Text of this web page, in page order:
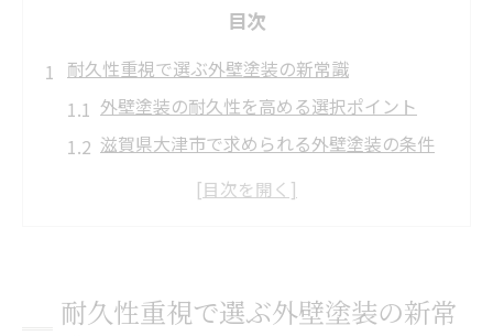
目次
耐久性重視で選ぶ外壁塗装の新常識
外壁塗装の耐久性を高める選択ポイント
滋賀県大津市で求められる外壁塗装の条件
長持ちする外壁塗装の塗料と施工法とは
外壁塗装助成金の申請条件と流れ
耐久性重視で選ぶ外壁塗装の新常